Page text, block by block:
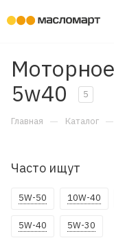
5w40
5
Главная — Каталог —
Часто ищут
5W-50 10W-40
5W-40 5W-30